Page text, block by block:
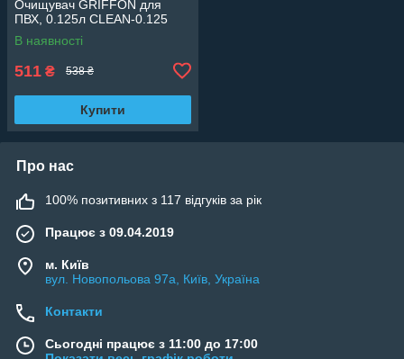
Очищувач GRIFFON для
ПВХ, 0.125л CLEAN-0.125
В наявності
511 ₴ 538 ₴
Купити
Про нас
100% позитивних з 117 відгуків за рік
Працює з 09.04.2019
м. Київ
вул. Новопольова 97а, Київ, Україна
Контакти
Сьогодні працює з 11:00 до 17:00